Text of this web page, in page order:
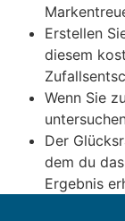
Erstellen
diesem
Wenn Sie
Der
dem du
Ergebnis